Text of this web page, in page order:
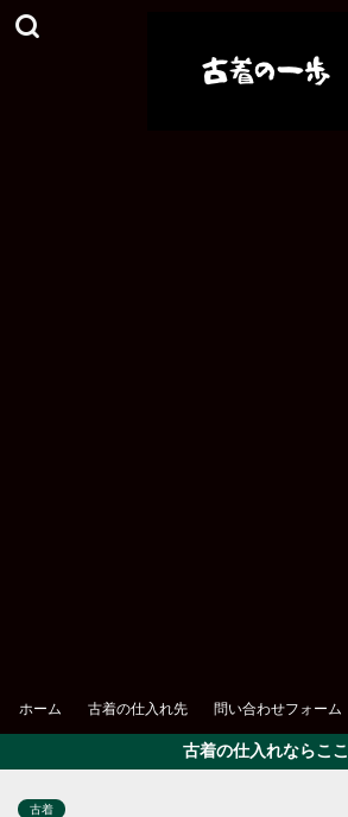
ホーム 古着の仕入れ先 問い合わせフォーム
古着の仕入れならここ
古着